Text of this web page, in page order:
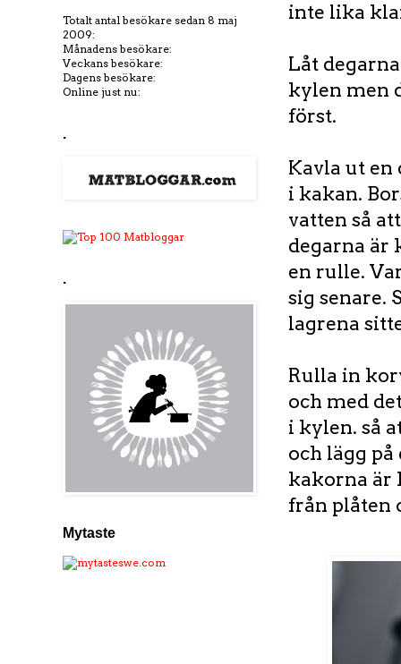
inte lika
Låt
kylen men
först.
Kavla ut en
i kakan.
vatten så
degarna är
en rulle.
sig senare.
lagrena
Rulla in
och med
i kylen. så
och lägg
kakorna är
från plåten
Totalt antal besökare sedan 8 maj
2009:
Månadens besökare:
Veckans besökare:
Dagens besökare:
Online just nu:
.
.
Mytaste